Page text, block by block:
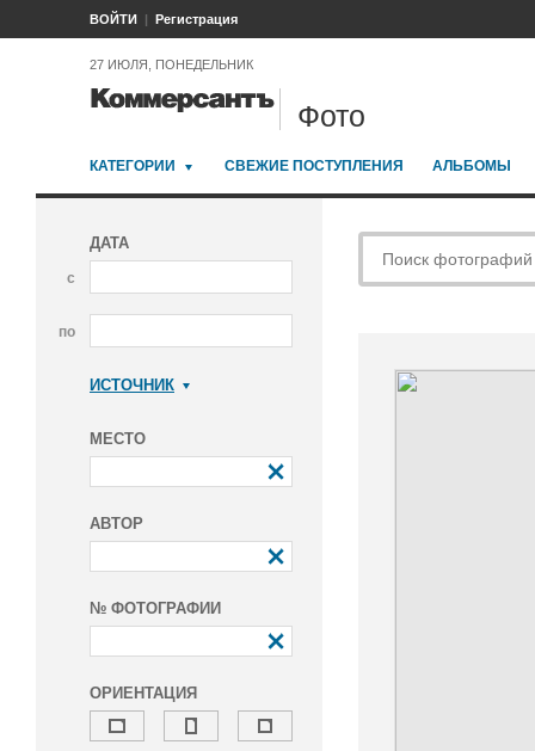
ВОЙТИ Регистрация
27 ИЮЛЯ, ПОНЕДЕЛЬНИК
Фото
КАТЕГОРИИ СВЕЖИЕ ПОСТУПЛЕНИЯ АЛЬБОМЫ
ДАТА
с
по
ИСТОЧНИК
МЕСТО
АВТОР
№ ФОТОГРАФИИ
ОРИЕНТАЦИЯ